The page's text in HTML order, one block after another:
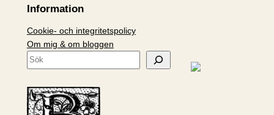
Information
Cookie- och integritetspolicy
Om mig & om bloggen
S
k